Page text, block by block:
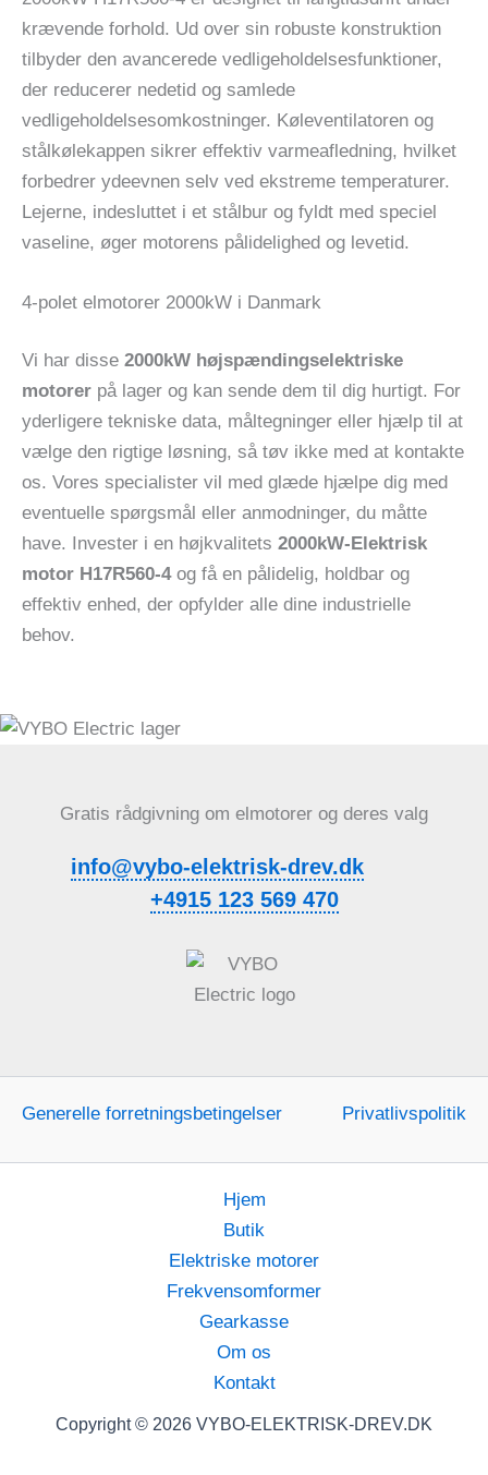
krævende forhold. Ud over sin robuste konstruktion
tilbyder den avancerede vedligeholdelsesfunktioner,
der reducerer nedetid og samlede
vedligeholdelsesomkostninger. Køleventilatoren og
stålkølekappen sikrer effektiv varmeafledning, hvilket
forbedrer ydeevnen selv ved ekstreme temperaturer.
Lejerne, indesluttet i et stålbur og fyldt med speciel
vaseline, øger motorens pålidelighed og levetid.
4-polet elmotorer 2000kW i Danmark
Vi har disse 2000kW højspændingselektriske
motorer på lager og kan sende dem til dig hurtigt. For
yderligere tekniske data, måltegninger eller hjælp til at
vælge den rigtige løsning, så tøv ikke med at kontakte
os. Vores specialister vil med glæde hjælpe dig med
eventuelle spørgsmål eller anmodninger, du måtte
have. Invester i en højkvalitets 2000kW-Elektrisk
motor H17R560-4og få en pålidelig, holdbar og
effektiv enhed, der opfylder alle dine industrielle
behov.
Gratis rådgivning om elmotorer og deres valg
info@vybo-elektrisk-drev.dk
+4915 123 569 470
Generelle forretningsbetingelser Privatlivspolitik
Hjem
Butik
Elektriske motorer
Frekvensomformer
Gearkasse
Om os
Kontakt
Copyright © 2026 VYBO-ELEKTRISK-DREV.DK